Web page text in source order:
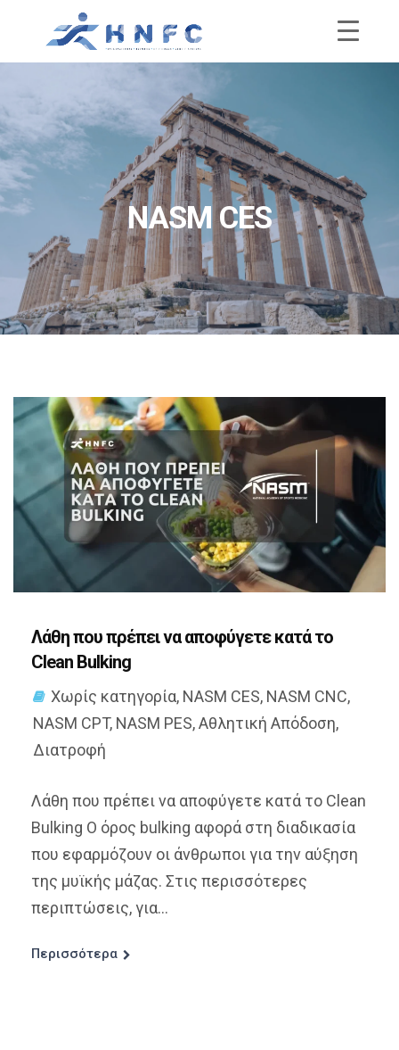
NASM CES
Λάθη που πρέπει να αποφύγετε κατά το
Clean Bulking
Χωρίς κατηγορία, NASM CES, NASM CNC,
NASM CPT, NASM PES,Αθλητική Απόδοση,
Διατροφή
Λάθη που πρέπει να αποφύγετε κατά το Clean
Bulking Ο όρος bulking αφορά στη διαδικασία
που εφαρμόζουν οι άνθρωποι για την αύξηση
της μυϊκής μάζας. Στις περισσότερες
περιπτώσεις, για...
Περισσότερα